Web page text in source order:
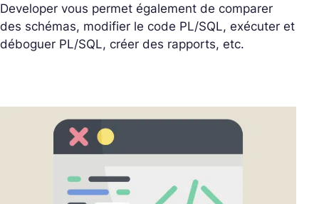
Developer vous permet également de comparer
des schémas, modifier le code PL/SQL, exécuter et
déboguer PL/SQL, créer des rapports, etc.